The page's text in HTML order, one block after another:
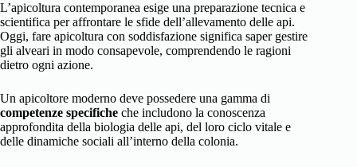
L’apicoltura contemporanea esige una preparazione tecnica e
scientifica per affrontare le sfide dell’allevamento delle api.
Oggi, fare apicoltura con soddisfazione significa saper gestire
gli alveari in modo consapevole, comprendendo le ragioni
dietro ogni azione.
Un apicoltore moderno deve possedere una gamma di
competenze specifiche che includono la conoscenza
approfondita della biologia delle api, del loro ciclo vitale e
delle dinamiche sociali all’interno della colonia.